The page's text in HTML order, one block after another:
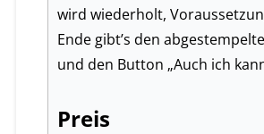
wird wiederholt,
Ende gibt’s den
und den Button „Auch ich
Preis